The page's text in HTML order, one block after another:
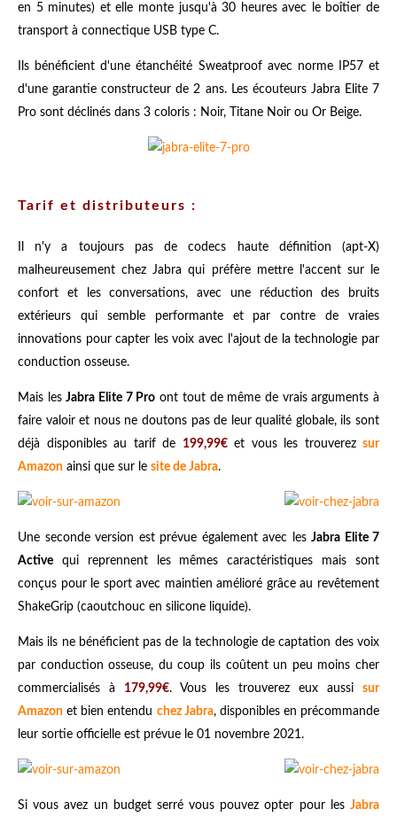
en 5 minutes) et elle monte jusqu'à 30 heures avec le boîtier de
transport à connectique USB type C.
Ils bénéficient d'une étanchéité Sweatproof avec norme IP57 et
d'une garantie constructeur de 2 ans. Les écouteurs Jabra Elite 7
Pro sont déclinés dans 3 coloris : Noir, Titane Noir ou Or Beige.
Tarif et distributeurs :
Il n'y a toujours pas de codecs haute définition (apt-X)
malheureusement chez Jabra qui préfère mettre l'accent sur le
confort et les conversations, avec une réduction des bruits
extérieurs qui semble performante et par contre de vraies
innovations pour capter les voix avec l'ajout de la technologie par
conduction osseuse.
Mais lesJabra Elite 7 Pro ont tout de même de vrais arguments à
faire valoir et nous ne doutons pas de leur qualité globale, ils sont
déjà disponibles au tarif de
199,99€et vous les trouverez sur
Amazon ainsi que sur le site de Jabra.
Une seconde version est prévue également avec les Jabra Elite 7
Active qui reprennent les mêmes caractéristiques mais sont
conçus pour le sport avec maintien amélioré grâce au revêtement
ShakeGrip (caoutchouc en silicone liquide).
Mais ils ne bénéficient pas de la technologie de captation des voix
par conduction osseuse, du coup ils coûtent un peu moins cher
commercialisés à 179,99€. Vous les trouverez eux aussi sur
Amazon et bien entendu chez Jabra, disponibles en précommande
leur sortie officielle est prévue le 01 novembre 2021.
Si vous avez un budget serré vous pouvez opter pour les Jabra